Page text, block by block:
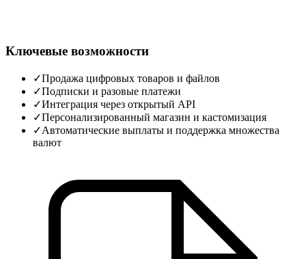
Ключевые возможности
✓Продажа цифровых товаров и файлов
✓Подписки и разовые платежи
✓Интеграция через открытый API
✓Персонализированный магазин и кастомизация
✓Автоматические выплаты и поддержка множества
валют